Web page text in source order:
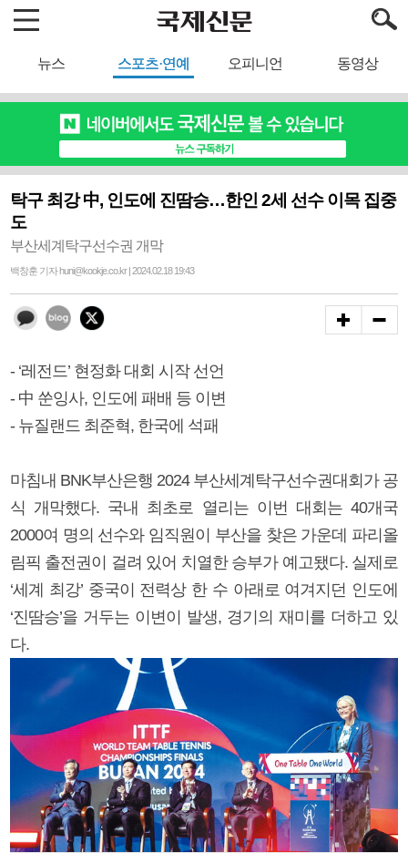
뉴스 스포츠·연예 오피니언 동영상
탁구 최강 中, 인도에 진땀승…한인 2세 선수 이목 집중
도
부산세계탁구선수권 개막
백창훈 기자 huni@kookje.co.kr | 2024.02.18 19:43
- ‘레전드’ 현정화 대회 시작 선언
- 中 쑨잉사, 인도에 패배 등 이변
- 뉴질랜드 최준혁, 한국에 석패
마침내 BNK부산은행 2024 부산세계탁구선수권대회가 공
식 개막했다. 국내 최초로 열리는 이번 대회는 40개국
2000여 명의 선수와 임직원이 부산을 찾은 가운데 파리올
림픽 출전권이 걸려 있어 치열한 승부가 예고됐다. 실제로
‘세계 최강’ 중국이 전력상 한 수 아래로 여겨지던 인도에
‘진땀승’을 거두는 이변이 발생, 경기의 재미를 더하고 있
다.